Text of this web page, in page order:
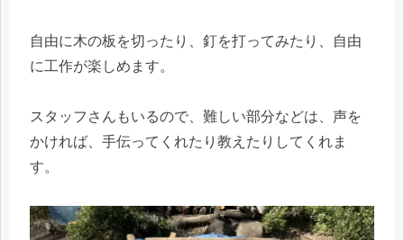
自由に木の板を切ったり、釘を打ってみたり、自由
に工作が楽しめます。
スタッフさんもいるので、難しい部分などは、声を
かければ、手伝ってくれたり教えたりしてくれま
す。